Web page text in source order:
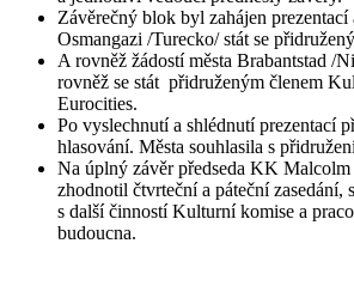
Závěrečný blok byl zahájen prezentací
Osmangazi /Turecko/ stát se
A rovněž žádostí města Brabantstad /
rovněž se stát přidruženým členem
Eurocities.
Po vyslechnutí a shlédnutí prezentací
hlasování. Města souhlasila s
Na úplný závěr předseda KK
zhodnotil čtvrteční a páteční zasedání,
s další činností Kulturní komise a
budoucna.